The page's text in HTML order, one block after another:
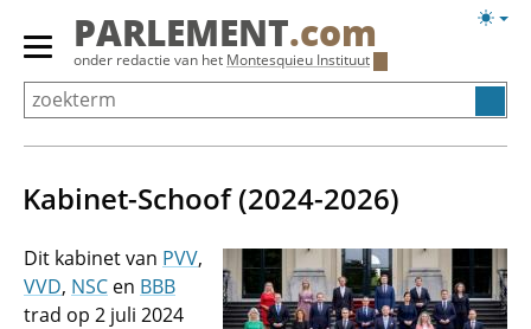
Overslaan
Primair
menu
tonen/verbergen
PARLEMENT.com
onder redactie van het Montesquieu Instituut
Kabinet-Schoof (2024-2026)
Dit kabinet van PVV,
VVD, NSC en BBB
trad op 2 juli 2024